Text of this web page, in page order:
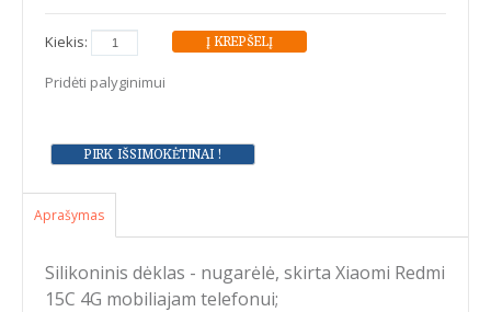
Kiekis:
Pridėti palyginimui
Aprašymas
Silikoninis dėklas - nugarėlė, skirta Xiaomi Redmi
15C 4G mobiliajam telefonui;